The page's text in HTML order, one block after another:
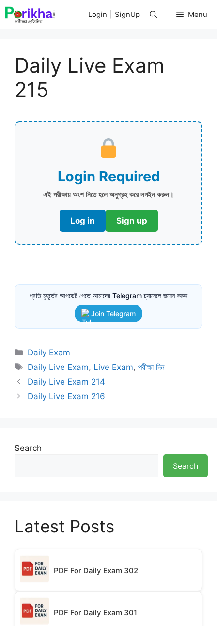
Skip
to
Menu
Login SignUp
Daily Live Exam
215
Login Required
এই পরীক্ষায় অংশ নিতে হলে অনুগ্রহ করে লগইন করুন।
Log in Sign up
প্রতি মুহূর্তের আপডেট পেতে আমাদের Telegram চ্যানেলে জয়েন করুন
Join Telegram
Categories
Daily Exam
Tags
Daily Live Exam, Live Exam,পরীক্ষা দিন
Daily Live Exam 214
Daily Live Exam 216
Search
Search
Latest Posts
PDF For Daily Exam 302
PDF For Daily Exam 301